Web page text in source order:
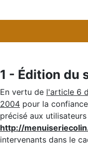
1 - Édition du
En vertu de l'article 6
2004 pour la
précisé aux
http://
intervenants dans le